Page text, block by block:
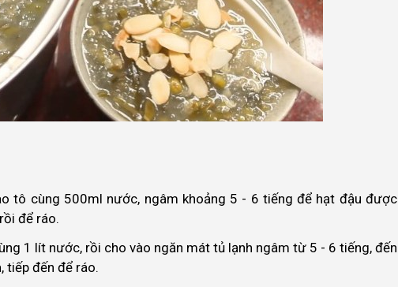
tô cùng 500ml nước, ngâm khoảng 5 - 6 tiếng để hạt đậu được
để ráo.
1 lít nước, rồi cho vào ngăn mát tủ lạnh ngâm từ 5 - 6 tiếng, đến
tiếp đến để ráo.